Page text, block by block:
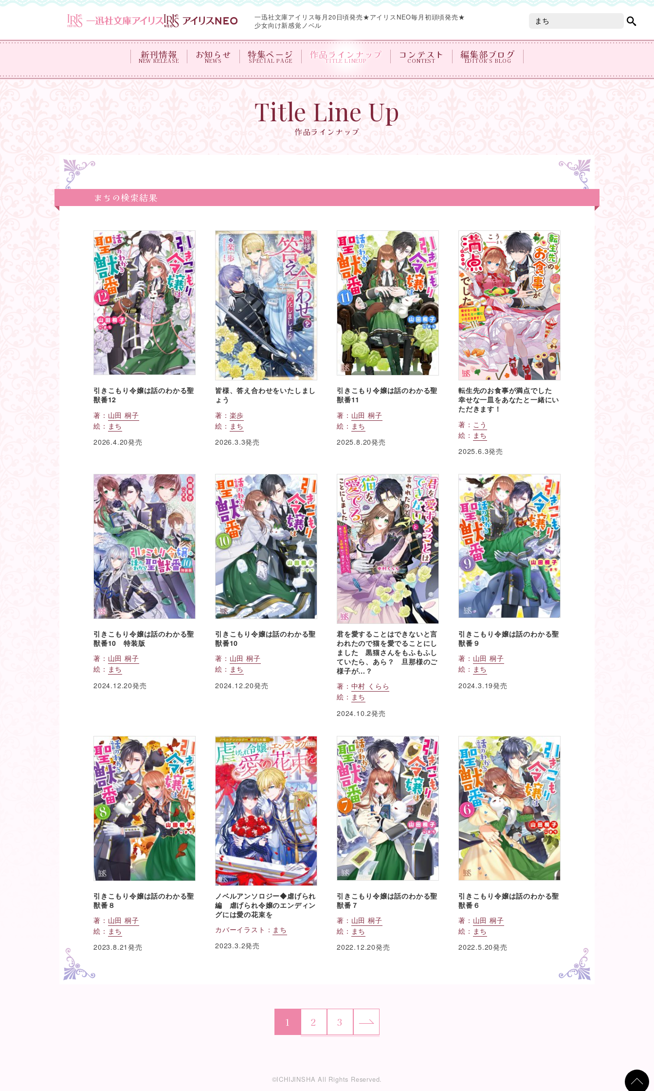
一迅社文庫アイリス毎月20日頃発売★アイリスNEO毎月初頭頃発売★
少女向け新感覚ノベル
新刊情報
NEW RELEASE
お知らせ
NEWS
特集ページ
SPECIAL PAGE
作品ラインナップ
TITLE LINEUP
コンテスト
CONTEST
編集部ブログ
EDITOR'S BLOG
Title Line Up
作品ラインナップ
まちの検索結果
引きこもり令嬢は話のわかる聖
獣番12
著： 山田 桐子
絵： まち
2026.4.20発売
皆様、答え合わせをいたしまし
ょう
著： 楽歩
絵： まち
2026.3.3発売
引きこもり令嬢は話のわかる聖
獣番11
著： 山田 桐子
絵： まち
2025.8.20発売
転生先のお食事が満点でした
幸せな一皿をあなたと一緒にい
ただきます！
著： こう
絵： まち
2025.6.3発売
引きこもり令嬢は話のわかる聖
獣番10 特装版
著： 山田 桐子
絵： まち
2024.12.20発売
引きこもり令嬢は話のわかる聖
獣番10
著： 山田 桐子
絵： まち
2024.12.20発売
君を愛することはできないと言
われたので猫を愛でることにし
ました 黒猫さんをもふもふし
ていたら、あら？ 旦那様のご
様子が…？
著： 中村 くらら
絵： まち
2024.10.2発売
引きこもり令嬢は話のわかる聖
獣番９
著： 山田 桐子
絵： まち
2024.3.19発売
引きこもり令嬢は話のわかる聖
獣番８
著： 山田 桐子
絵： まち
2023.8.21発売
ノベルアンソロジー◆虐げられ
編 虐げられ令嬢のエンディン
グには愛の花束を
カバーイラスト： まち
2023.3.2発売
引きこもり令嬢は話のわかる聖
獣番７
著： 山田 桐子
絵： まち
2022.12.20発売
引きこもり令嬢は話のわかる聖
獣番６
著： 山田 桐子
絵： まち
2022.5.20発売
1 2 3
©ICHIJINSHA All Rights Reserved.